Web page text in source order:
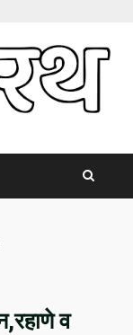
व